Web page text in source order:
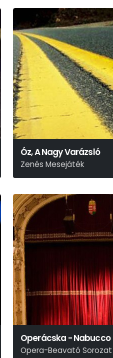
Óz, A Nagy Varázsló
Zenés Mesejáték
L. Frank Baum
Operácska - Nabucco
Opera-Beavató Sorozat